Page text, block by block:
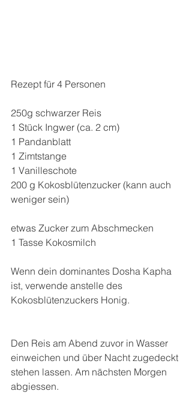
Rezept für 4 Personen
250g schwarzer Reis
1 Stück Ingwer (ca. 2 cm)
1 Pandanblatt
1 Zimtstange
1 Vanilleschote
200 g Kokosblütenzucker (kann auch
weniger sein)
etwas Zucker zum Abschmecken
1 Tasse Kokosmilch
Wenn dein dominantes Dosha Kapha
ist, verwende anstelle des
Kokosblütenzuckers Honig.
Den Reis am Abend zuvor in Wasser
einweichen und über Nacht zugedeckt
stehen lassen. Am nächsten Morgen
abgiessen.